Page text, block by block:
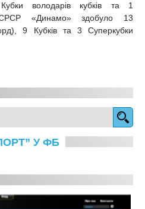
володарів кубків та 1
«Динамо» здобуло 13
9 Кубків та 3 Суперкубки
У ФБ